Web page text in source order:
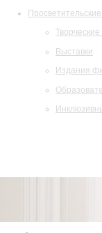
Творческие
Выставки
Издания